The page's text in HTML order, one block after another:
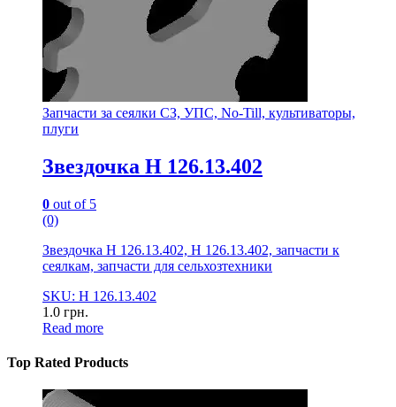
Запчасти за сеялки СЗ, УПС, No-Till, культиваторы,
плуги
Звездочка Н 126.13.402
0 out of 5
(0)
Звездочка Н 126.13.402, Н 126.13.402, запчасти к
сеялкам, запчасти для сельхозтехники
SKU: Н 126.13.402
1.0 грн.
Read more
Top Rated Products